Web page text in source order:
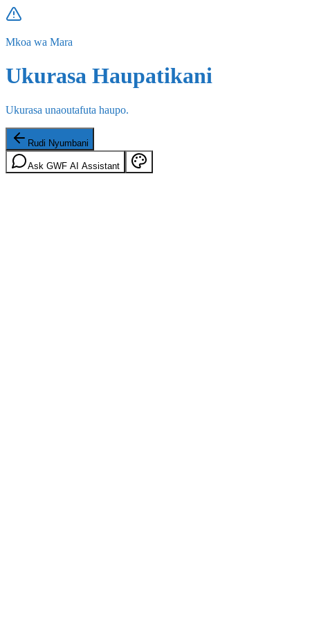
Mkoa wa Mara
Ukurasa Haupatikani
Ukurasa unaoutafuta haupo.
Rudi Nyumbani
Ask GWF AI Assistant